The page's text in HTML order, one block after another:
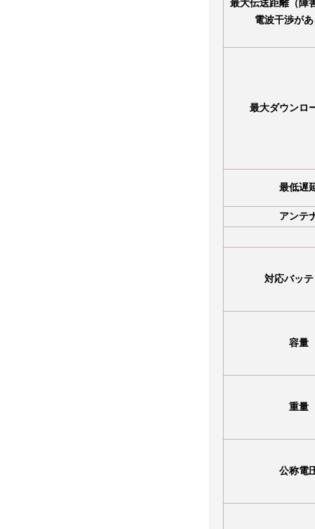
最大伝送距離（障
電波干渉が
最大ダウンロ
最低遅
アンテ
対応バッ
容量
重量
公称電